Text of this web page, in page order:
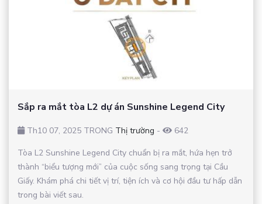
Sắp ra mắt tòa L2 dự án Sunshine Legend City
Th10 07, 2025 TRONG Thị trường -
642
Tòa L2 Sunshine Legend City chuẩn bị ra mắt, hứa hẹn trở
thành “biểu tượng mới” của cuộc sống sang trọng tại Cầu
Giấy. Khám phá chi tiết vị trí, tiện ích và cơ hội đầu tư hấp dẫn
trong bài viết sau.